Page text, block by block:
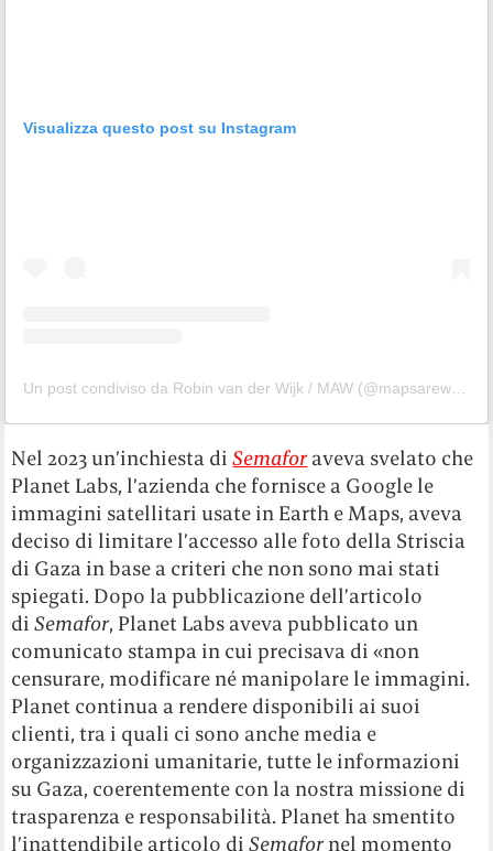
Visualizza questo post su Instagram
Nel 2023 un’inchiesta diSemafor aveva svelato che
Planet Labs, l’azienda che fornisce a Google le
immagini satellitari usate in Earth e Maps, aveva
deciso di limitare l’accesso alle foto della Striscia
di Gaza in base a criteri che non sono mai stati
spiegati. Dopo la pubblicazione dell’articolo
diSemafor, Planet Labs aveva pubblicato un
comunicato stampa in cui precisava di «non
censurare, modificare né manipolare le immagini.
Planet continua a rendere disponibili ai suoi
clienti, tra i quali ci sono anche media e
organizzazioni umanitarie, tutte le informazioni
su Gaza, coerentemente con la nostra missione di
trasparenza e responsabilità. Planet ha smentito
l’inattendibile articolo diSemafor nel momento